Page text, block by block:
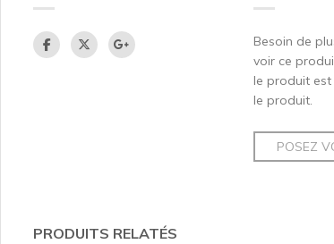
Besoin de
voir ce
le produit
le produit.
POSEZ
PRODUITS RELATÉS